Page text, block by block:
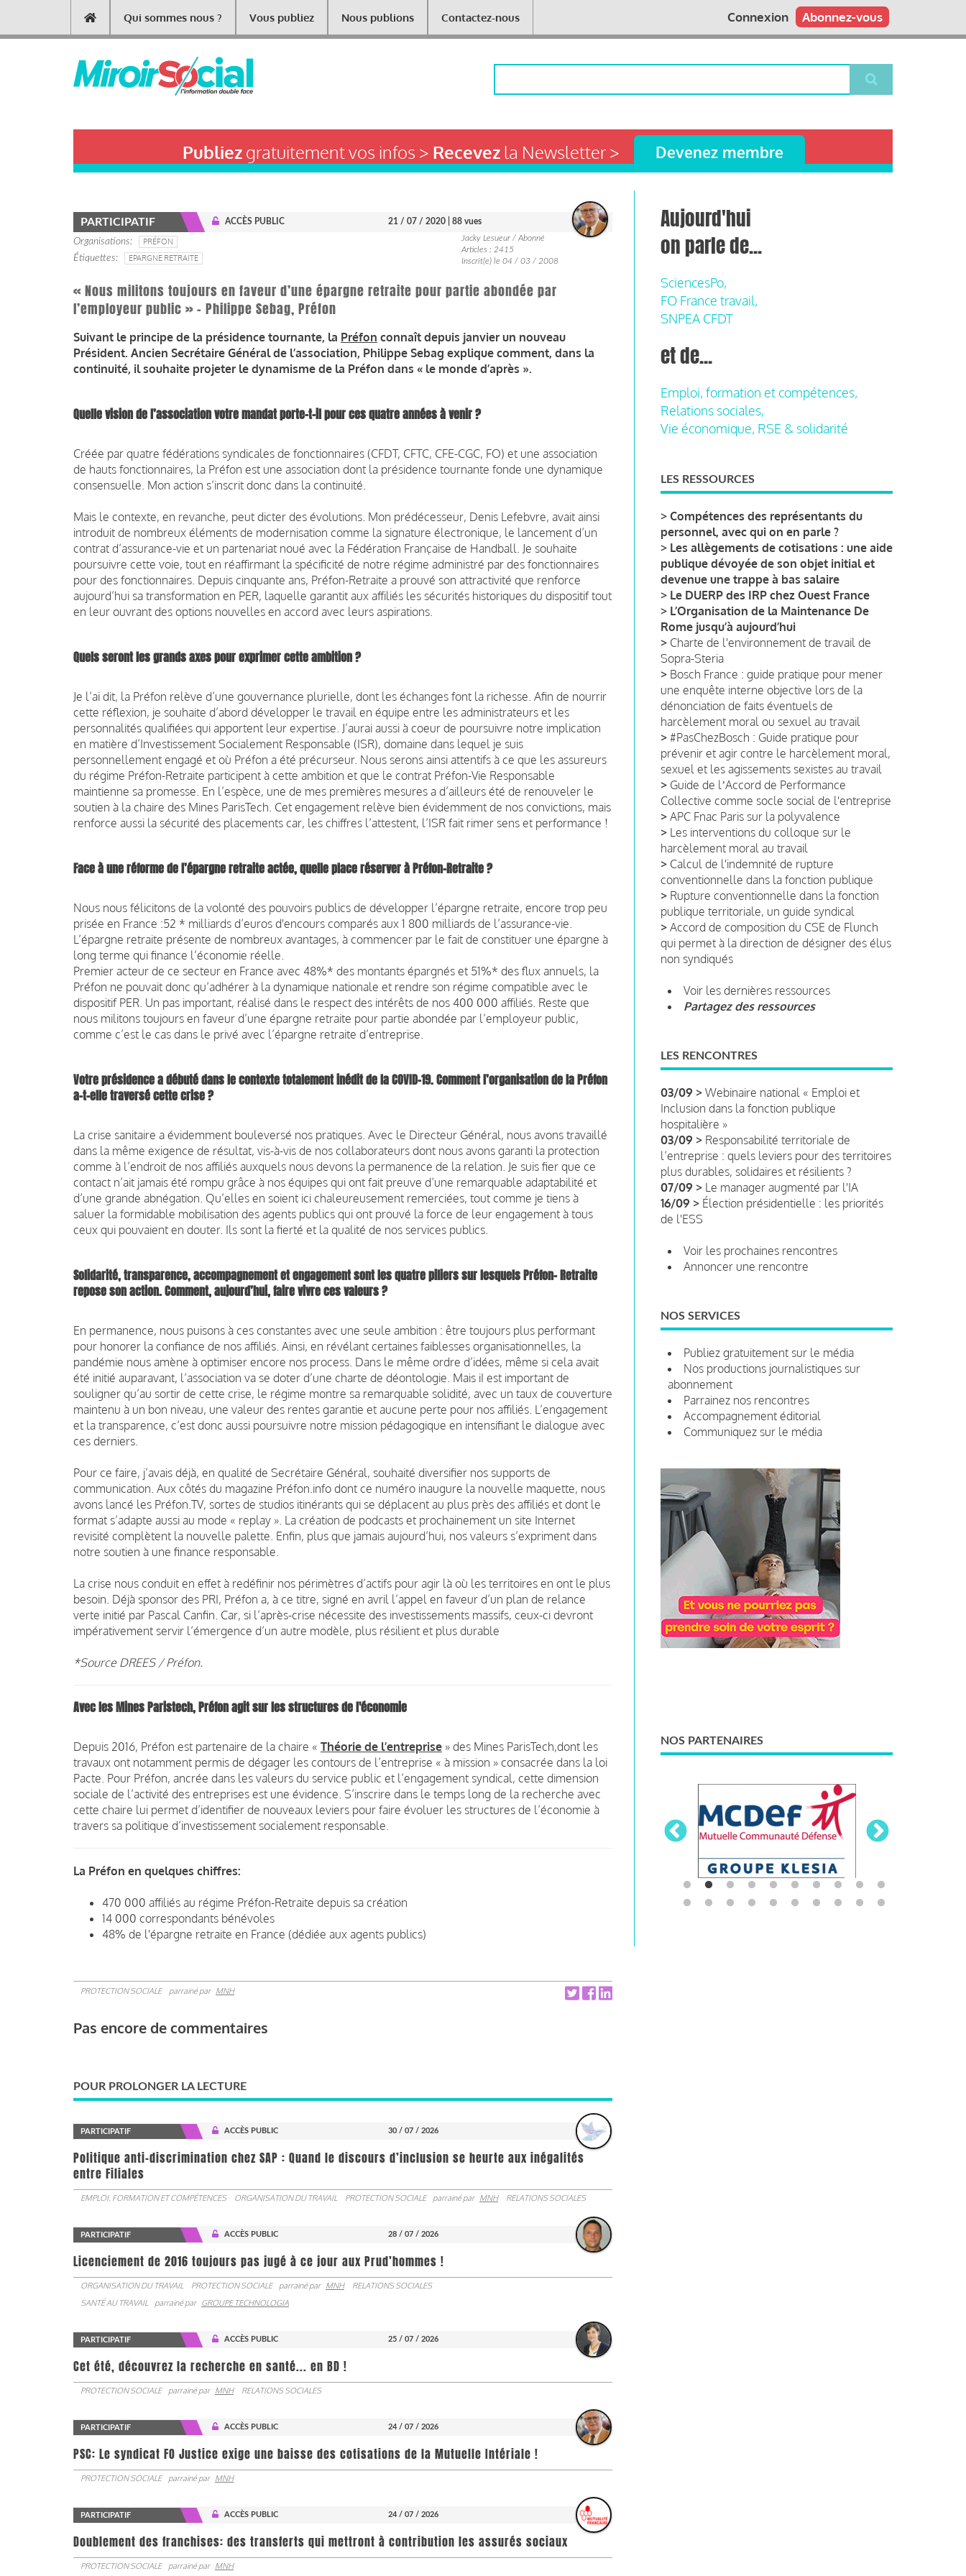
contenu
Main
navigation
Qui sommes nous ? Vous publiez Nous publions Contactez-nous Abonnez-vous
Connexion
Publiezgratuitement vos infos > Recevezla Newsletter > Devenez membre
PARTICIPATIF ACCÈS PUBLIC 21 / 07 / 2020 | 88 vues
Organisations
PRÉFON
Étiquettes
EPARGNE RETRAITE
Jacky Lesueur / Abonné
Articles : 2415
Inscrit(e) le 04 / 03 / 2008
« Nous militons toujours en faveur d’une épargne retraite pour partie abondée par
l’employeur public » - Philippe Sebag, Préfon
Suivant le principe de la présidence tournante, la Préfon connaît depuis janvier un nouveau
Président. Ancien Secrétaire Général de l’association, Philippe Sebag explique comment, dans la
continuité, il souhaite projeter le dynamisme de la Préfon dans « le monde d’après ».
Quelle vision de l’associationvotre mandat porte-t-il pour cesquatre années à venir ?
Créée par quatre fédérations syndicales de fonctionnaires (CFDT, CFTC, CFE-CGC, FO) et une association
de hauts fonctionnaires, la Préfon est une association dont la présidence tournante fonde une dynamique
consensuelle. Mon action s’inscrit donc dans la continuité.
Mais le contexte, en revanche, peut dicter des évolutions. Mon prédécesseur, Denis Lefebvre, avait ainsi
introduit de nombreux éléments de modernisation comme la signature électronique, le lancement d’un
contrat d’assurance-vie et un partenariat noué avec la Fédération Française de Handball. Je souhaite
poursuivre cette voie, tout en réaffirmant la spécificité de notre régime administré par des fonctionnaires
pour des fonctionnaires. Depuis cinquante ans, Préfon-Retraite a prouvé son attractivité que renforce
aujourd’hui sa transformation en PER, laquelle garantit aux affiliés les sécurités historiques du dispositif tout
en leur ouvrant des options nouvelles en accord avec leurs aspirations.
Quels seront les grands axespour exprimer cette ambition ?
Je l’ai dit, la Préfon relève d’une gouvernance plurielle, dont les échanges font la richesse. Afin de nourrir
cette réflexion, je souhaite d’abord développer le travail en équipe entre les administrateurs et les
personnalités qualifiées qui apportent leur expertise. J’aurai aussi à coeur de poursuivre notre implication
en matière d’Investissement Socialement Responsable (ISR), domaine dans lequel je suis
personnellement engagé et où Préfon a été précurseur. Nous serons ainsi attentifs à ce que les assureurs
du régime Préfon-Retraite participent à cette ambition et que le contrat Préfon-Vie Responsable
maintienne sa promesse. En l’espèce, une de mes premières mesures a d’ailleurs été de renouveler le
soutien à la chaire des Mines ParisTech. Cet engagement relève bien évidemment de nos convictions, mais
renforce aussi la sécurité des placements car, les chiffres l’attestent, l’ISR fait rimer sens et performance !
Face à une réforme de l’épargneretraite actée, quelle place réserverà Préfon-Retraite ?
Nous nous félicitons de la volonté des pouvoirs publics de développer l’épargne retraite, encore trop peu
prisée en France :52 * milliards d’euros d'encours comparés aux 1 800 milliards de l’assurance-vie.
L’épargne retraite présente de nombreux avantages, à commencer par le fait de constituer une épargne à
long terme qui finance l’économie réelle.
Premier acteur de ce secteur en France avec 48%* des montants épargnés et 51%* des flux annuels, la
Préfon ne pouvait donc qu’adhérer à la dynamique nationale et rendre son régime compatible avec le
dispositif PER. Un pas important, réalisé dans le respect des intérêts de nos 400 000 affiliés. Reste que
nous militons toujours en faveur d’une épargne retraite pour partie abondée par l’employeur public,
comme c’est le cas dans le privé avec l’épargne retraite d’entreprise.
Votre présidence a débuté dansle contexte totalement inédit de laCOVID-19. Comment l’organisation dela Préfon
a-t-elle traversé cette crise ?
La crise sanitaire a évidemment bouleversé nos pratiques. Avec le Directeur Général, nous avons travaillé
dans la même exigence de résultat, vis-à-vis de nos collaborateurs dont nous avons garanti la protection
comme à l’endroit de nos affiliés auxquels nous devons la permanence de la relation. Je suis fier que ce
contact n’ait jamais été rompu grâce à nos équipes qui ont fait preuve d’une remarquable adaptabilité et
d’une grande abnégation. Qu’elles en soient ici chaleureusement remerciées, tout comme je tiens à
saluer la formidable mobilisation des agents publics qui ont prouvé la force de leur engagement à tous
ceux qui pouvaient en douter. Ils sont la fierté et la qualité de nos services publics.
Solidarité, transparence, accompagnementet engagement sont lesquatre piliers sur lesquels Préfon-Retraite
repose son action. Comment,aujourd’hui, faire vivre ces valeurs ?
En permanence, nous puisons à ces constantes avec une seule ambition : être toujours plus performant
pour honorer la confiance de nos affiliés. Ainsi, en révélant certaines faiblesses organisationnelles, la
pandémie nous amène à optimiser encore nos process. Dans le même ordre d’idées, même si cela avait
été initié auparavant, l’association va se doter d’une charte de déontologie. Mais iI est important de
souligner qu’au sortir de cette crise, le régime montre sa remarquable solidité, avec un taux de couverture
maintenu à un bon niveau, une valeur des rentes garantie et aucune perte pour nos affiliés. L’engagement
et la transparence, c’est donc aussi poursuivre notre mission pédagogique en intensifiant le dialogue avec
ces derniers.
Pour ce faire, j’avais déjà, en qualité de Secrétaire Général, souhaité diversifier nos supports de
communication. Aux côtés du magazine Préfon.info dont ce numéro inaugure la nouvelle maquette, nous
avons lancé les Préfon.TV, sortes de studios itinérants qui se déplacent au plus près des affiliés et dont le
format s’adapte aussi au mode « replay ». La création de podcasts et prochainement un site Internet
revisité complètent la nouvelle palette. Enfin, plus que jamais aujourd’hui, nos valeurs s’expriment dans
notre soutien à une finance responsable.
La crise nous conduit en effet à redéfinir nos périmètres d’actifs pour agir là où les territoires en ont le plus
besoin. Déjà sponsor des PRI, Préfon a, à ce titre, signé en avril l’appel en faveur d’un plan de relance
verte initié par Pascal Canfin. Car, si l’après-crise nécessite des investissements massifs, ceux-ci devront
impérativement servir l’émergence d’un autre modèle, plus résilient et plus durable
*Source DREES / Préfon.
Avec les Mines Paristech, Préfon agit sur les structures de l'économie
Depuis 2016, Préfon est partenaire de la chaire « Théorie de l’entreprise » des Mines ParisTech,dont les
travaux ont notamment permis de dégager les contours de l’entreprise « à mission » consacrée dans la loi
Pacte. Pour Préfon, ancrée dans les valeurs du service public et l’engagement syndical, cette dimension
sociale de l’activité des entreprises est une évidence. S’inscrire dans le temps long de la recherche avec
cette chaire lui permet d’identifier de nouveaux leviers pour faire évoluer les structures de l’économie à
travers sa politique d’investissement socialement responsable.
La Préfon en quelques chiffres:
470 000 affiliés au régime Préfon-Retraite depuis sa création
14 000 correspondants bénévoles
48% de l'épargne retraite en France (dédiée aux agents publics)
PROTECTION SOCIALE parrainé par MNH
Pas encore de commentaires
POUR PROLONGER LA LECTURE
PARTICIPATIF ACCÈS PUBLIC 30 / 07 / 2026
Politique anti-discrimination chez SAP : Quand le discours d’inclusion se heurte aux inégalités
entre Filiales
EMPLOI, FORMATION ET COMPÉTENCES ORGANISATION DU TRAVAIL PROTECTION SOCIALE parrainé par MNH RELATIONS SOCIALES
PARTICIPATIF ACCÈS PUBLIC 28 / 07 / 2026
Licenciement de 2016 toujours pas jugé à ce jour aux Prud’hommes !
ORGANISATION DU TRAVAIL PROTECTION SOCIALE parrainé par MNH
RELATIONS SOCIALES
SANTÉ AU TRAVAIL
parrainé par GROUPE TECHNOLOGIA
PARTICIPATIF ACCÈS PUBLIC 25 / 07 / 2026
Cet été, découvrez la recherche en santé... en BD !
PROTECTION SOCIALE parrainé par MNH RELATIONS SOCIALES
PARTICIPATIF ACCÈS PUBLIC 24 / 07 / 2026
PSC: Le syndicat FO Justice exige une baisse des cotisations de la Mutuelle Intériale !
PROTECTION SOCIALE parrainé par MNH
PARTICIPATIF ACCÈS PUBLIC 24 / 07 / 2026
Doublement des franchises: des transferts qui mettront à contribution les assurés sociaux
PROTECTION SOCIALE parrainé par MNH
Aujourd'hui
on parle de...
SciencesPo,
FO France travail,
SNPEA CFDT
et de...
Emploi, formation et compétences,
Relations sociales,
Vie économique, RSE & solidarité
LES RESSOURCES
> Compétences des représentants du
personnel, avec qui on en parle ?
> Les allègements de cotisations : une aide
publique dévoyée de son objet initial et
devenue une trappe à bas salaire
> Le DUERP des IRP chez Ouest France
> L’Organisation de la Maintenance De
Rome jusqu’à aujourd’hui
> Charte de l'environnement de travail de
Sopra-Steria
> Bosch France : guide pratique pour mener
une enquête interne objective lors de la
dénonciation de faits éventuels de
harcèlement moral ou sexuel au travail
> #PasChezBosch : Guide pratique pour
prévenir et agir contre le harcèlement moral,
sexuel et les agissements sexistes au travail
> Guide de lʼAccord de Performance
Collective comme socle social de l'entreprise
> APC Fnac Paris sur la polyvalence
> Les interventions du colloque sur le
harcèlement moral au travail
> Calcul de l'indemnité de rupture
conventionnelle dans la fonction publique
> Rupture conventionnelle dans la fonction
publique territoriale, un guide syndical
> Accord de composition du CSE de Flunch
qui permet à la direction de désigner des élus
non syndiqués
Voir les dernières ressources
Partagez des ressources
LES RENCONTRES
03/09 > Webinaire national « Emploi et
Inclusion dans la fonction publique
hospitalière »
03/09 > Responsabilité territoriale de
l’entreprise : quels leviers pour des territoires
plus durables, solidaires et résilients ?
07/09 > Le manager augmenté par l'IA
16/09 > Élection présidentielle : les priorités
de l'ESS
Voir les prochaines rencontres
Annoncer une rencontre
NOS SERVICES
Publiez gratuitement sur le média
Nos productions journalistiques sur
abonnement
Parrainez nos rencontres
Accompagnement éditorial
Communiquez sur le média
NOS PARTENAIRES